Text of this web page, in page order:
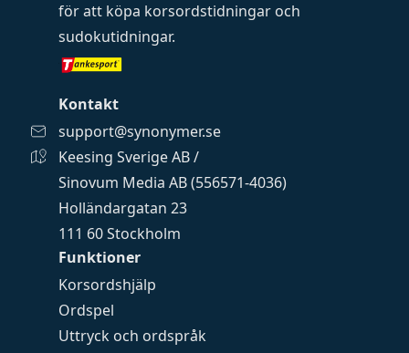
Funktioner
Korsordshjälp
Ordspel
Uttryck och ordspråk
för att köpa korsordstidningar och
sudokutidningar.
Kontakt
support@synonymer.se
Keesing Sverige AB /
Sinovum Media AB (556571-4036)
Holländargatan 23
111 60 Stockholm